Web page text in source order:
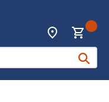
Localisateur